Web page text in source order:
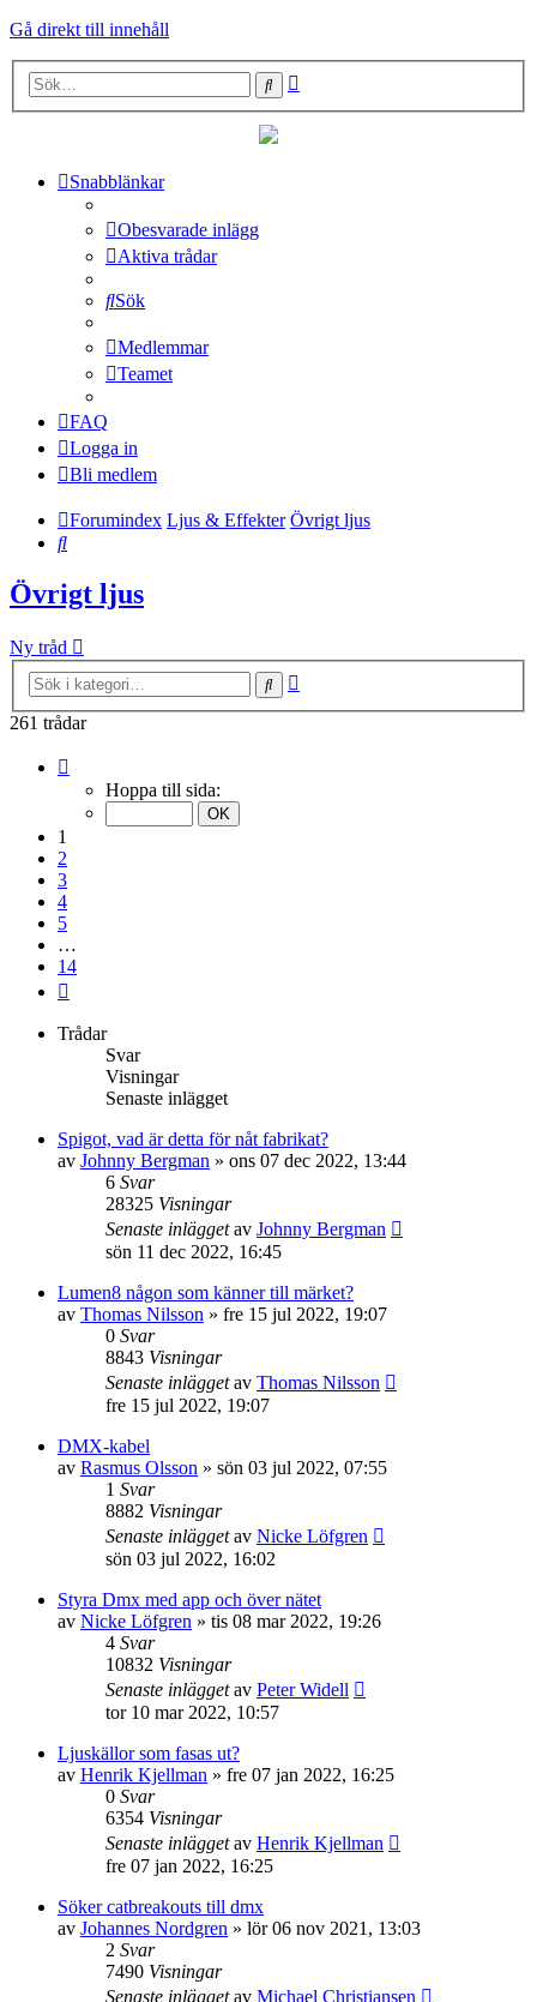
Gå direkt till innehåll
Sök
Snabblänkar
Obesvarade inlägg
Aktiva trådar
Sök
Medlemmar
Teamet
FAQ
Logga in
Bli medlem
Forumindex Ljus & Effekter Övrigt ljus
Sök
Övrigt ljus
Ny tråd
Sök
261 trådar
Hoppa till sida:
1
2
3
4
5
…
14
Trådar
Svar
Visningar
Senaste inlägget
Spigot, vad är detta för nåt fabrikat?
av Johnny Bergman » ons 07 dec 2022, 13:44
6 Svar
28325 Visningar
Senaste inläggetav Johnny Bergman
sön 11 dec 2022, 16:45
Lumen8 någon som känner till märket?
av Thomas Nilsson » fre 15 jul 2022, 19:07
0 Svar
8843 Visningar
Senaste inläggetav Thomas Nilsson
fre 15 jul 2022, 19:07
DMX-kabel
av Rasmus Olsson » sön 03 jul 2022, 07:55
1 Svar
8882 Visningar
Senaste inläggetav Nicke Löfgren
sön 03 jul 2022, 16:02
Styra Dmx med app och över nätet
av Nicke Löfgren » tis 08 mar 2022, 19:26
4 Svar
10832 Visningar
Senaste inläggetav Peter Widell
tor 10 mar 2022, 10:57
Ljuskällor som fasas ut?
av Henrik Kjellman » fre 07 jan 2022, 16:25
0 Svar
6354 Visningar
Senaste inläggetav Henrik Kjellman
fre 07 jan 2022, 16:25
Söker catbreakouts till dmx
av Johannes Nordgren » lör 06 nov 2021, 13:03
2 Svar
7490 Visningar
Senaste inläggetav Michael Christiansen